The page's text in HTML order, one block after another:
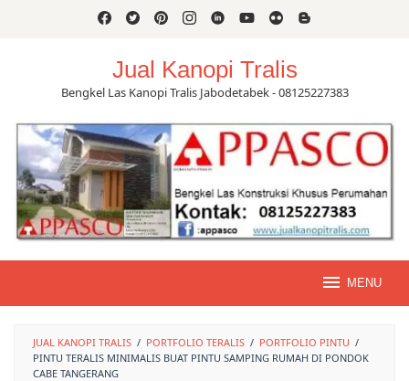
Jual Kanopi Tralis
Bengkel Las Kanopi Tralis Jabodetabek - 08125227383
MENU
JUAL KANOPI TRALIS / PORTFOLIO TERALIS / PORTFOLIO PINTU /
PINTU TERALIS MINIMALIS BUAT PINTU SAMPING RUMAH DI PONDOK
CABE TANGERANG